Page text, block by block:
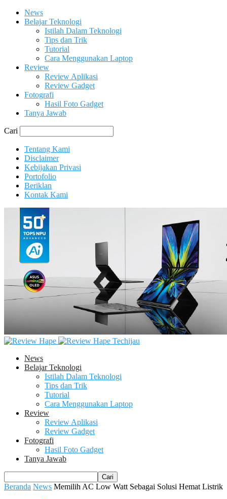
News
Belajar Teknologi
Istilah Dalam Teknologi
Tips dan Trik
Tutorial
Cara Menggunakan Laptop
Review
Review Aplikasi
Review Gadget
Fotografi
Hasil Foto Gadget
Tanya Jawab
Cari
Tentang Kami
Disclaimer
Kebijakan Privasi
Portofolio
Beriklan
Kontak Kami
Techijau
News
Belajar Teknologi
Istilah Dalam Teknologi
Tips dan Trik
Tutorial
Cara Menggunakan Laptop
Review
Review Aplikasi
Review Gadget
Fotografi
Hasil Foto Gadget
Tanya Jawab
Beranda News Memilih AC Low Watt Sebagai Solusi Hemat Listrik